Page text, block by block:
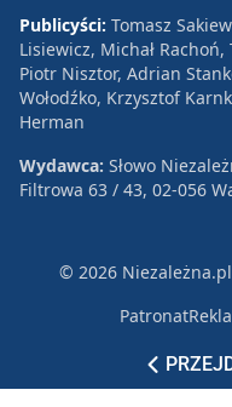
Publicyści: Tomasz
Lisiewicz, Michał Rachoń,
Piotr Nisztor, Adrian
Wołodźko, Krzysztof
Herman
Wydawca: Słowo
Filtrowa 63 / 43, 02-056
© 2026
Patronat